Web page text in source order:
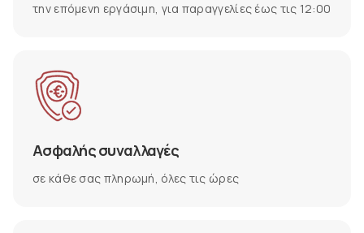
την επόμενη εργάσιμη, για παραγγελίες έως τις 12:00
Ασφαλής συναλλαγές
σε κάθε σας πληρωμή, όλες τις ώρες